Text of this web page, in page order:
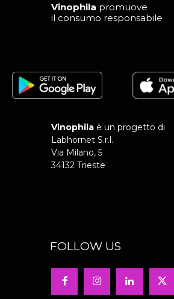
Vinophila promuove
il consumo responsabile
Vinophila è un progetto di
Labhornet S.r.l.
Via Milano, 5
34132 Trieste
FOLLOW US